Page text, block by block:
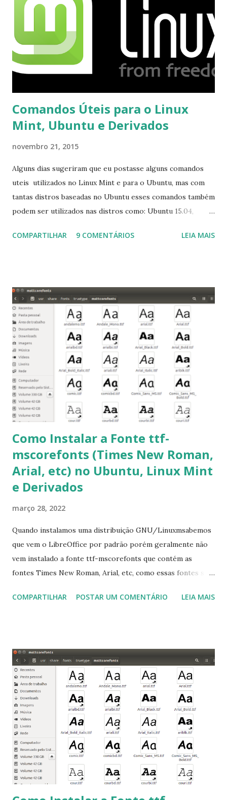
Comandos Úteis para o Linux
Mint, Ubuntu e Derivados
novembro 21, 2015
Alguns dias sugeriram que eu postasse alguns comandos
uteis utilizados no Linux Mint e para o Ubuntu, mas com
tantas distros baseadas no Ubuntu esses comandos também
podem ser utilizados nas distros como: Ubuntu 15.04,
Linux Mint 17, Pinguy OS 14.04, Elementary OS 0.3, Deepin
para usuários iniciantes... 1- Atualizar a lista de pacotes: $
sudo apt-get update 2- Atualizar toda a distro: $ sudo apt-
get -f dist-upgrade ou update-manager -d -c 3- Instalar
pacotes: $ sudo apt-get install [nome do pacote] 4-
Procurar arquivos corrompidos: $ sudo apt-get check 5-
Corrigir problemas de dependências, concluir instalação de
pacotes pendentes e outros erros: $ sudo apt-get -f install
6- Se o comando sudo apt-get -f install nã...
COMPARTILHAR 9 COMENTÁRIOS LEIA MAIS
Como Instalar a Fonte ttf-
mscorefonts (Times New Roman,
Arial, etc) no Ubuntu, Linux Mint
e Derivados
março 28, 2022
Quando instalamos uma distribuição GNU/Linuxmsabemos
que vem o LibreOffice por padrão porém geralmente não
vem instalado a fonte ttf-mscorefonts que contém as
fontes Times New Roman, Arial, etc, como essas fontes são
a Associação Brasileira de Normas Técnicas (ABNT), exige
que contém essas fontes. Ao instalar o GNU/Linux abra o
terminal e execute o comando: $ sudo apt-get install ttf-
mscorefonts-installer Leia os termos de uso e avance
clicando em “Ok” Agora aceite os termos de uso clicando
em “Sim” Pronto agora abra o LibreOffice e veja se as
fontes Times New Roman, Arial estão instaladas. Caso
ocorra algum erro ou precisa reinstalar, execute: $ sudo
apt-get install --reinstall ttf-mscorefonts-installer
COMPARTILHAR POSTAR UM COMENTÁRIO LEIA MAIS